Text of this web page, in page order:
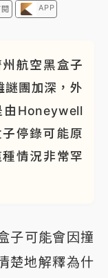
籃球」震撼聯
APP
航空黑盒子
謎團加深，外
由Honeywell
停錄可能原
情況非常罕
子可能會因撞
楚地解釋為什